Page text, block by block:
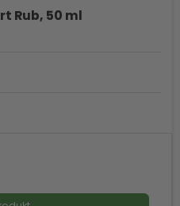
Rub, 50 ml